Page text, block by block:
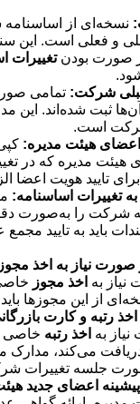
نسخه‌ای از
و فعلی است. این
صورت بودنتغییرات
شرکت: تمامی
ثبت شده‌اند. این
است.
هیئت مدیره:
هیئت مدیره که در
تایید هویت اعضا
تغییرات اساسنامه:
شرکت را به‌صورت
باید به تایید
صورت نیاز به اخذ
به اخذ مجوز
از این مجوزها
رتبه و کارت
به اخذ رتبه خاصی
می‌کند، مدارک
جلسه تغییرات
اعضای جدید